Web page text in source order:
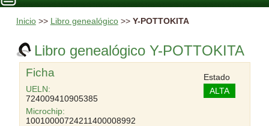
Inicio>> Libro genealógico>> Y-POTTOKITA
Libro genealógico Y-POTTOKITA
Ficha
UELN:
724009410905385
Microchip:
10010000724211400008992
Estado
ALTA